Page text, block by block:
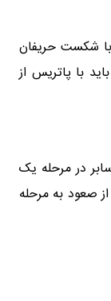
شکست حریفان
باید با پاتریس از
در مرحله یک
صعود به مرحله